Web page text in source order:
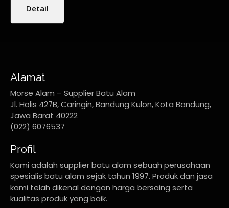
Detail
Alamat
Morse Alam – Supplier Batu Alam
Jl. Holis 427B, Caringin, Bandung Kulon, Kota Bandung,
Jawa Barat 40222
(022) 6076537
Profil
Kami adalah supplier batu alam sebuah perusahaan
spesialis batu alam sejak tahun 1997. Produk dan jasa
kami telah dikenal dengan harga bersaing serta
kualitas produk yang baik.